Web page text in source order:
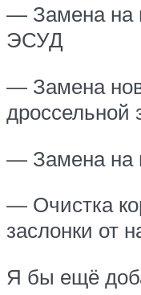
— Замена на
ЭСУД
— Замена
дроссельной
— Замена на
— Очистка
заслонки от
Я бы ещё